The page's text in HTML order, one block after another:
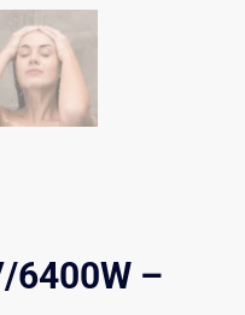
6400W –